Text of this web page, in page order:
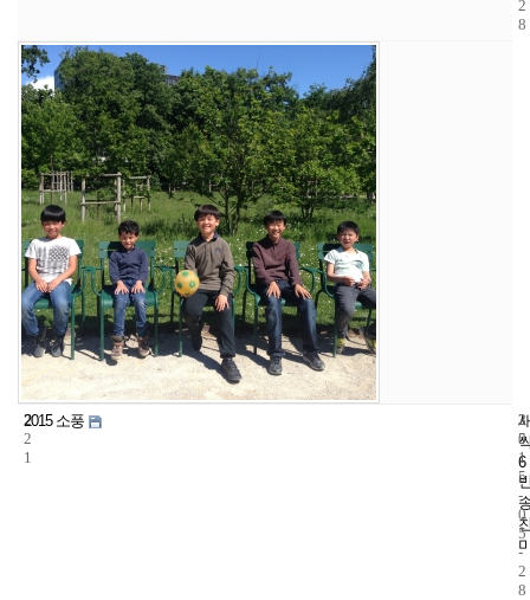
2
8
2
2
1
2015 소풍
6
3
5
2
0
1
5
-
0
5
-
2
8